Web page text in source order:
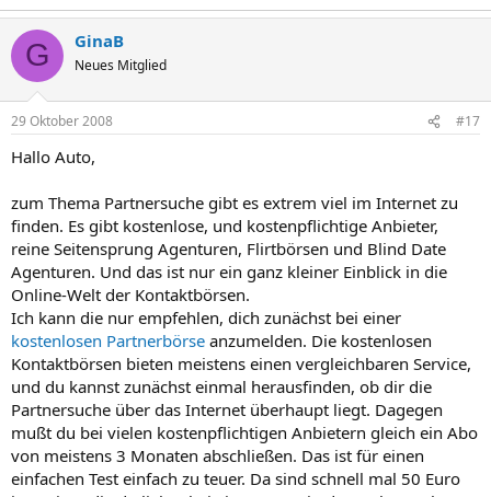
G GinaB
Neues Mitglied
29 Oktober 2008 #17
Hallo Auto,
zum Thema Partnersuche gibt es extrem viel im Internet zu
finden. Es gibt kostenlose, und kostenpflichtige Anbieter,
reine Seitensprung Agenturen, Flirtbörsen und Blind Date
Agenturen. Und das ist nur ein ganz kleiner Einblick in die
Online-Welt der Kontaktbörsen.
Ich kann die nur empfehlen, dich zunächst bei einer
kostenlosen Partnerbörse anzumelden. Die kostenlosen
Kontaktbörsen bieten meistens einen vergleichbaren Service,
und du kannst zunächst einmal herausfinden, ob dir die
Partnersuche über das Internet überhaupt liegt. Dagegen
mußt du bei vielen kostenpflichtigen Anbietern gleich ein Abo
von meistens 3 Monaten abschließen. Das ist für einen
einfachen Test einfach zu teuer. Da sind schnell mal 50 Euro